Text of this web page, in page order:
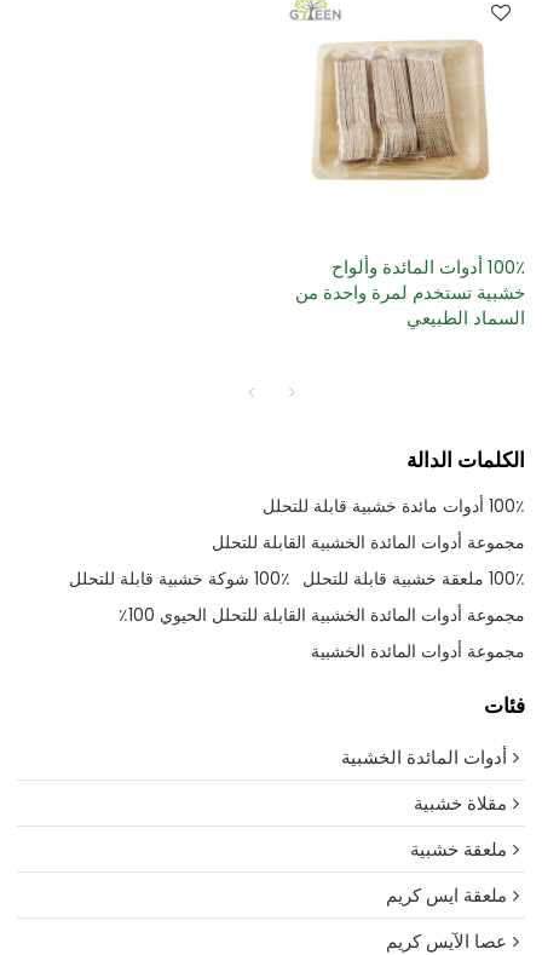
100٪ أدوات المائدة وألواح
خشبية تستخدم لمرة واحدة من
السماد الطبيعي
الكلمات الدالة
100٪ أدوات مائدة خشبية قابلة للتحلل
مجموعة أدوات المائدة الخشبية القابلة للتحلل
100٪ ملعقة خشبية قابلة للتحلل
100٪ شوكة خشبية قابلة للتحلل
مجموعة أدوات المائدة الخشبية القابلة للتحلل الحيوي 100٪
مجموعة أدوات المائدة الخشبية
فئات
أدوات المائدة الخشبية
مقلاة خشبية
ملعقة خشبية
ملعقة ايس كريم
عصا الآيس كريم